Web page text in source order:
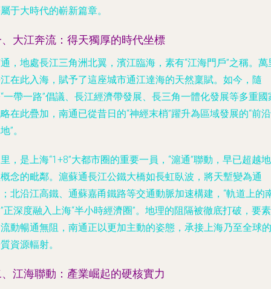
于大時代的嶄新篇章。
大江奔流：得天獨厚的時代坐標
，地處長江三角洲北翼，濱江臨海，素有“江海門戶”之稱。萬
在此入海，賦予了這座城市通江達海的天然稟賦。如今，隨
一帶一路”倡議、長江經濟帶發展、長三角一體化發展等多重國
在此疊加，南通已從昔日的“神經末梢”躍升為區域發展的“前沿
”。
，是上海“1+8”大都市圈的重要一員，“滬通”聯動，早已超越地
念的毗鄰。滬蘇通長江公鐵大橋如長虹臥波，將天塹變為通
北沿江高鐵、通蘇嘉甬鐵路等交通動脈加速構建，“軌道上的
正深度融入上海“半小時經濟圈”。地理的阻隔被徹底打破，要素
動暢通無阻，南通正以更加主動的姿態，承接上海乃至全球的
資源輻射。
江海聯動：產業崛起的硬核實力